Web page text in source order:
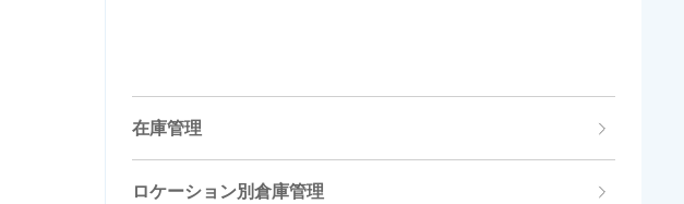
在庫管理
ロケーション別倉庫管理